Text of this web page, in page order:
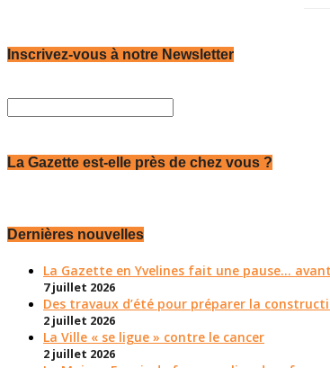
Inscrivez-vous à notre Newsletter
La Gazette est-elle près de chez vous ?
Dernières nouvelles
La Gazette en Yvelines fait une pause...
7 juillet 2026
Des travaux d’été pour préparer la
2 juillet 2026
La Ville « se ligue » contre le cancer
2 juillet 2026